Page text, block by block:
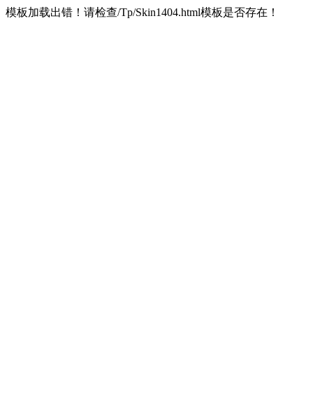
模板加载出错！请检查/Tp/Skin1404.html模板是否存在！